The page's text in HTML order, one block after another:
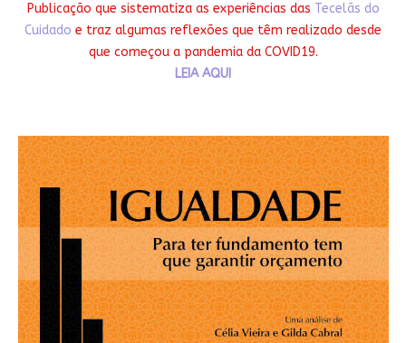
Publicação que sistematiza as experiências das Tecelãs do
Cuidado e traz algumas reflexões que têm realizado desde
que começou a pandemia da COVID19.
LEIA AQUI